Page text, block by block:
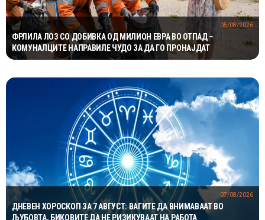
ФРЛИЛА ЛОЗ СО ДОБИВКА ОД МИЛИОН ЕВРА ВО ОТПАД –
КОМУНАЛЦИТЕ НАПРАВИЛЕ ЧУДО ЗА ДА ГО ПРОНАЈДАТ
05/08/2026
ДНЕВЕН ХОРОСКОП ЗА 7 АВГУСТ: ВАГИТЕ ДА ВНИМАВААТ ВО
ЉУБОВТА, БИКОВИТЕ ДА НЕ РИЗИКУВААТ НА РАБОТА
07/08/2026